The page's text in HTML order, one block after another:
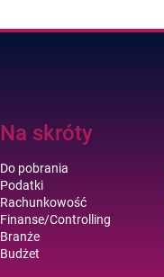
Na skróty
Do pobrania
Podatki
Rachunkowość
Finanse/Controlling
Branże
Budżet